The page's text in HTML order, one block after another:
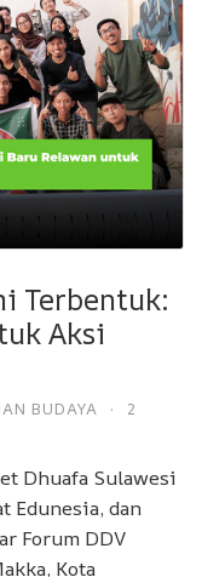
Terbentuk:
Aksi
BUDAYA ·
2
Dhuafa Sulawesi
Edunesia, dan
Forum DDV
Kota